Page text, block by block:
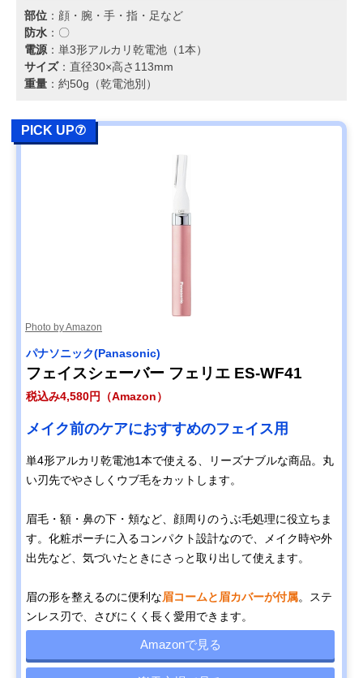
部位 ：顔・腕・手・指・足など
防水 ：〇
電源：単3形アルカリ乾電池（1本）
サイズ：直径30×高さ113mm
重量 ：約50g（乾電池別）
PICK UP⑦
Photo by Amazon
パナソニック(Panasonic)
フェイスシェーバー フェリエ ES-WF41
税込み4,580円（Amazon）
メイク前のケアにおすすめのフェイス用
単4形アルカリ乾電池1本で使える、リーズナブルな商品。丸
い刃先でやさしくウブ毛をカットします。
眉毛・額・鼻の下・頬など、顔周りのうぶ毛処理に役立ちま
す。化粧ポーチに入るコンパクト設計なので、メイク時や外
出先など、気づいたときにさっと取り出して使えます。
眉の形を整えるのに便利な眉コームと眉カバーが付属。ステ
ンレス刃で、さびにくく長く愛用できます。
Amazonで見る